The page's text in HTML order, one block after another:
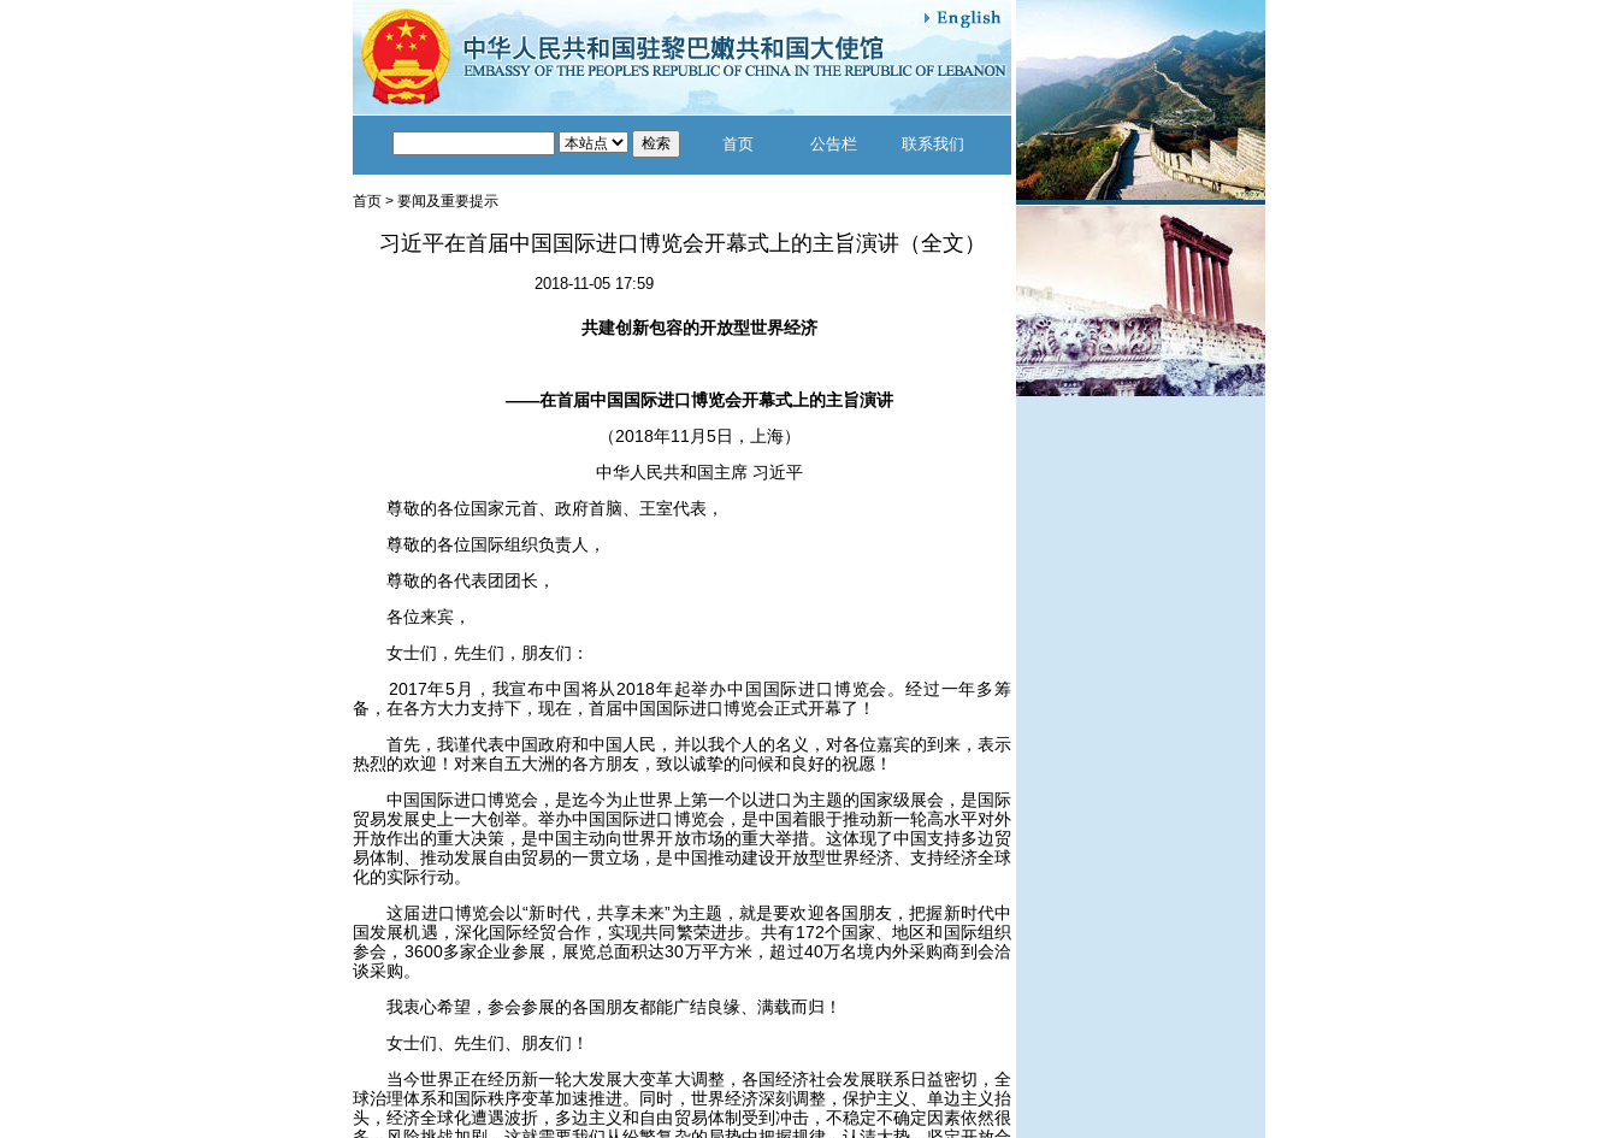
首页 公告栏 联系我们
首页 > 要闻及重要提示
习近平在首届中国国际进口博览会开幕式上的主旨演讲（全文）
2018-11-05 17:59
共建创新包容的开放型世界经济
——在首届中国国际进口博览会开幕式上的主旨演讲
（2018年11月5日，上海）
中华人民共和国主席 习近平
尊敬的各位国家元首、政府首脑、王室代表，
尊敬的各位国际组织负责人，
尊敬的各代表团团长，
各位来宾，
女士们，先生们，朋友们：
2017年5月，我宣布中国将从2018年起举办中国国际进口博览会。经过一年多筹
备，在各方大力支持下，现在，首届中国国际进口博览会正式开幕了！
首先，我谨代表中国政府和中国人民，并以我个人的名义，对各位嘉宾的到来，表示
热烈的欢迎！对来自五大洲的各方朋友，致以诚挚的问候和良好的祝愿！
中国国际进口博览会，是迄今为止世界上第一个以进口为主题的国家级展会，是国际
贸易发展史上一大创举。举办中国国际进口博览会，是中国着眼于推动新一轮高水平对外
开放作出的重大决策，是中国主动向世界开放市场的重大举措。这体现了中国支持多边贸
易体制、推动发展自由贸易的一贯立场，是中国推动建设开放型世界经济、支持经济全球
化的实际行动。
这届进口博览会以“新时代，共享未来”为主题，就是要欢迎各国朋友，把握新时代中
国发展机遇，深化国际经贸合作，实现共同繁荣进步。共有172个国家、地区和国际组织
参会，3600多家企业参展，展览总面积达30万平方米，超过40万名境内外采购商到会洽
谈采购。
我衷心希望，参会参展的各国朋友都能广结良缘、满载而归！
女士们、先生们、朋友们！
当今世界正在经历新一轮大发展大变革大调整，各国经济社会发展联系日益密切，全
球治理体系和国际秩序变革加速推进。同时，世界经济深刻调整，保护主义、单边主义抬
头，经济全球化遭遇波折，多边主义和自由贸易体制受到冲击，不稳定不确定因素依然很